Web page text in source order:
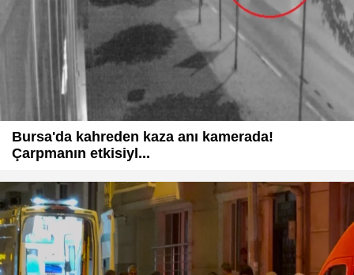
Bursa'da kahreden kaza anı kamerada!
Çarpmanın etkisiyl...